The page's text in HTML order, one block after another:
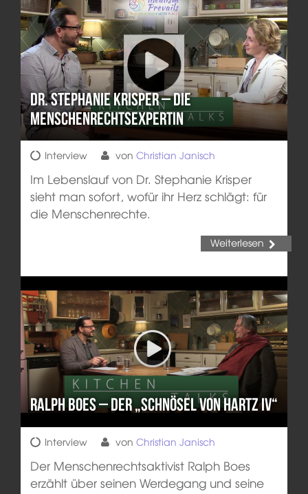
Dr. Stephanie Krisper – Die
Menschenrechtsexpertin
Interview von Christian Janisch
Im Lebenslauf von Dr. Stephanie Krisper
sieht man sofort, wofür ihr Herz schlägt: für
die Menschenrechte.
Weiterlesen
Ralph Boes – Der „Schnösel von Hartz IV“
Interview von Christian Janisch
Der Menschenrechtsaktivist Ralph Boes
erzählt über seinen Werdegang und seine